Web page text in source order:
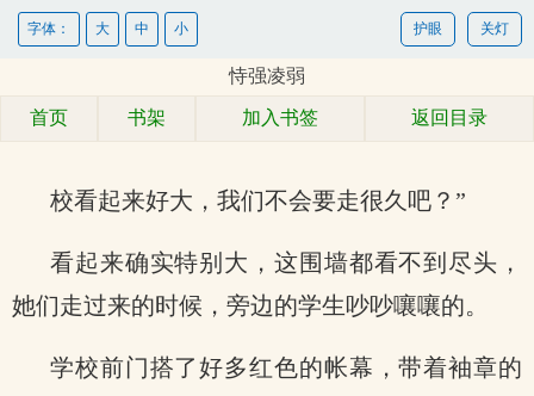
关灯
护眼
字体： 大 中 小
恃强凌弱
首页 书架 加入书签 返回目录
校看起来好大，我们不会要走很久吧？”
看起来确实特别大，这围墙都看不到尽头，
她们走过来的时候，旁边的学生吵吵嚷嚷的。
学校前门搭了好多红色的帐幕，带着袖章的